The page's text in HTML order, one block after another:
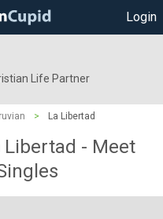
Login
Life Partner
> La Libertad
- Meet